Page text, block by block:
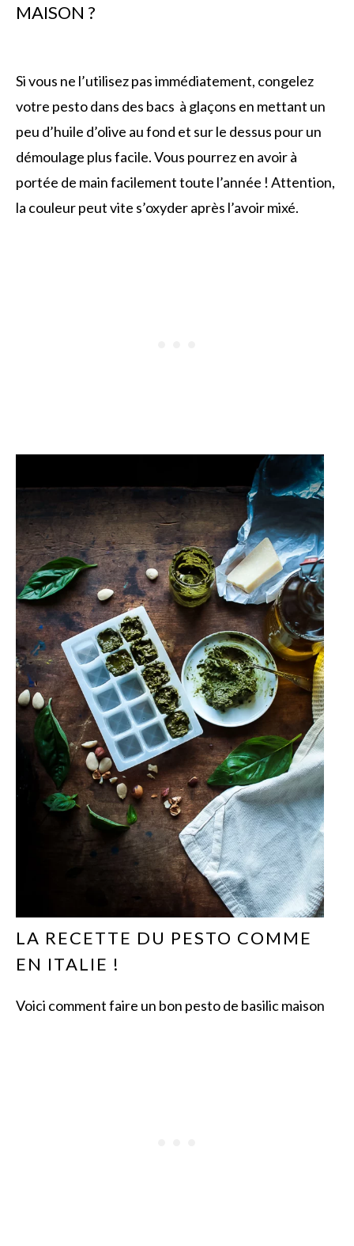
MAISON ?
Si vous ne l’utilisez pas immédiatement, congelez
votre pesto dans des bacs à glaçons en mettant un
peu d’huile d’olive au fond et sur le dessus pour un
démoulage plus facile. Vous pourrez en avoir à
portée de main facilement toute l’année ! Attention,
la couleur peut vite s’oxyder après l’avoir mixé.
LA RECETTE DU PESTO COMME
EN ITALIE !
Voici comment faire un bon pesto de basilic maison